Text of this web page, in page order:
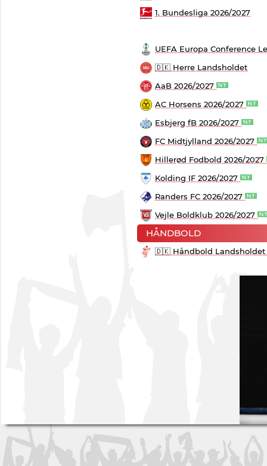
1. Bundesliga 2026/2027
UEFA Europa Conference
🇩🇰 Herre Landsholdet
AaB 2026/2027
AC Horsens 2026/2027
Esbjerg fB 2026/2027
FC Midtjylland 2026/2027
Hillerød Fodbold 2026/2027
Kolding IF 2026/2027
Randers FC 2026/2027
Vejle Boldklub 2026/2027
HÅNDBOLD
🇩🇰 Håndbold Landsholdet